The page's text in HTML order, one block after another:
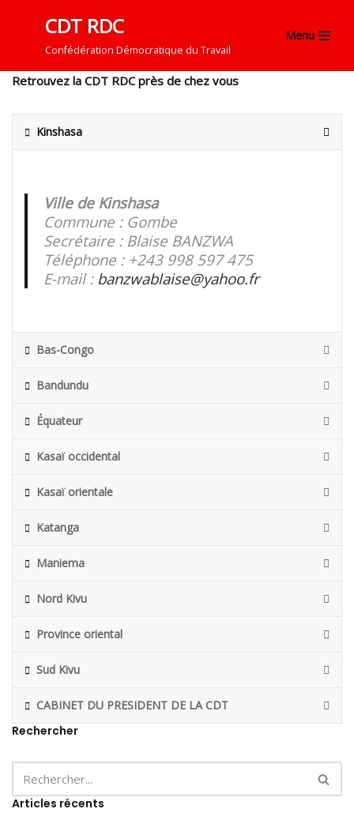
contenu
CDT RDC
Confédération Démocratique du Travail
Menu
Retrouvez la CDT RDC près de chez vous
Kinshasa
Ville de Kinshasa
Commune : Gombe
Secrétaire : Blaise BANZWA
Téléphone : +243 998 597 475
E-mail : banzwablaise@yahoo.fr
Bas-Congo
Bandundu
Équateur
Kasaï occidental
Kasaï orientale
Katanga
Maniema
Nord Kivu
Province oriental
Sud Kivu
CABINET DU PRESIDENT DE LA CDT
Rechercher
Articles récents